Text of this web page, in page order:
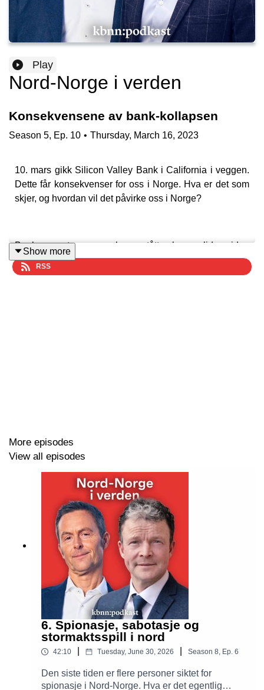
Play
Nord-Norge i verden
Konsekvensene av bank-kollapsen
Season 5, Ep. 10 • Thursday, March 16, 2023
10. mars gikk Silicon Valley Bank i California i veggen.
Dette får konsekvenser for oss i Norge. Hva er det som
skjer, og hvordan vil det påvirke oss i Norge?
Bankvesenet, som har stått bunnsolid siden
finanskrisen, viser tegn til å vakle. Fallet til USAs 16.
største bank, Silicon Valley Bank, satte en støkk i
kan skje i Norge.
Nord-Norge i verden er produsert av Kunnskapsbanken
SpareBank 1 Nord-Norgei samarbeid med
Programleder er Stein Vidar Loftås. Redaktør er
Jeanette Gundersen. Musikken til podkasten er
komponert avEmil Kárlsen.
Show more
RSS
More episodes
View all episodes
6. Spionasje, sabotasje og
stormaktsspill i nord
42:10 Tuesday, June 30, 2026 Season 8, Ep. 6
Den siste tiden er flere personer siktet for
spionasje i Nord-Norge. Hva er det egentlig